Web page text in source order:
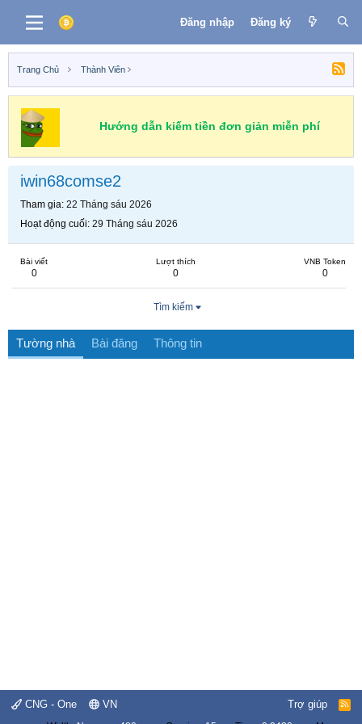
Đăng nhập Đăng ký
Trang Chủ Thành Viên
Hướng dẫn kiếm tiền đơn giản miễn phí
iwin68comse2
Tham gia 22 Tháng sáu 2026
Hoạt động cuối 29 Tháng sáu 2026
Bài viết
0
Lượt thích
0
VNB Token
0
Tìm kiếm
Tường nhà Bài đăng Thông tin
CNG - One VN Trợ giúp
R